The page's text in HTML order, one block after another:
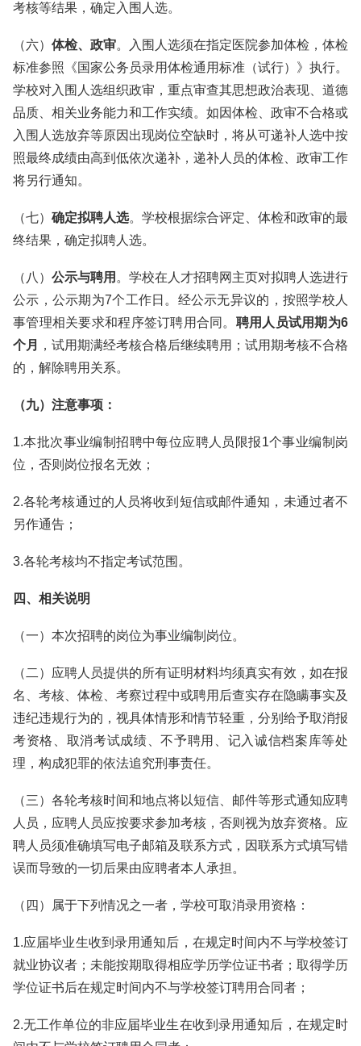
考核等结果，确定入围人选。
（六） 体检、政审。入围人选须在指定医院参加体检，体检
标准参照《国家公务员录用体检通用标准（试行）》执行。
学校对入围人选组织政审，重点审查其思想政治表现、道德
品质、相关业务能力和工作实绩。如因体检、政审不合格或
入围人选放弃等原因出现岗位空缺时，将从可递补人选中按
照最终成绩由高到低依次递补，递补人员的体检、政审工作
将另行通知。
（七） 确定拟聘人选。学校根据综合评定、体检和政审的最
终结果，确定拟聘人选。
（八） 公示与聘用 。学校在人才招聘网主页对拟聘人选进行
公示，公示期为7个工作日。经公示无异议的，按照学校人
事管理相关要求和程序签订聘用合同。 聘用人员试用期为6
个月
，试用期满经考核合格后继续聘用；试用期考核不合格
的，解除聘用关系。
（九）注意事项：
1.本批次事业编制招聘中每位应聘人员限报1个事业编制岗
位，否则岗位报名无效；
2.各轮考核通过的人员将收到短信或邮件通知，未通过者不
另作通告；
3.各轮考核均不指定考试范围。
四、相关说明
（一）本次招聘的岗位为事业编制岗位。
（二）应聘人员提供的所有证明材料均须真实有效，如在报
名、考核、体检、考察过程中或聘用后查实存在隐瞒事实及
违纪违规行为的，视具体情形和情节轻重，分别给予取消报
考资格、取消考试成绩、不予聘用、记入诚信档案库等处
理，构成犯罪的依法追究刑事责任。
（三）各轮考核时间和地点将以短信、邮件等形式通知应聘
人员，应聘人员应按要求参加考核，否则视为放弃资格。应
聘人员须准确填写电子邮箱及联系方式，因联系方式填写错
误而导致的一切后果由应聘者本人承担。
（四）属于下列情况之一者，学校可取消录用资格：
1.应届毕业生收到录用通知后，在规定时间内不与学校签订
就业协议者；未能按期取得相应学历学位证书者；取得学历
学位证书后在规定时间内不与学校签订聘用合同者；
2.无工作单位的非应届毕业生在收到录用通知后，在规定时